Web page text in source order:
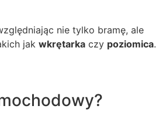
nie tylko bramę, ale
jak wkrętarka czy poziomica.